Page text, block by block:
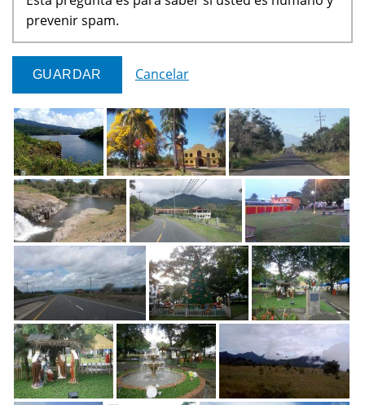
prevenir spam.
Cancelar